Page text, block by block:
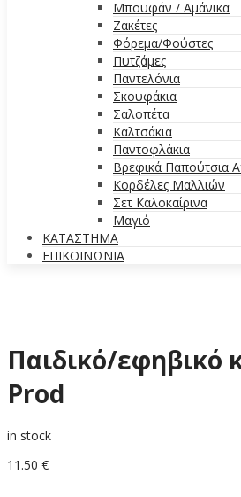
Μπουφάν / Αμάνικα
Ζακέτες
Φόρεμα/Φούστες
Πυτζάμες
Παντελόνια
Σκουφάκια
Σαλοπέτα
Καλτσάκια
Παντοφλάκια
Βρεφικά Παπούτσια
Κορδέλες Μαλλιών
Σετ Καλοκαίρινα
Μαγιό
ΚΑΤΑΣΤΗΜΑ
ΕΠΙΚΟΙΝΩΝΙΑ
Παιδικό/εφηβικό
Prod
in stock
11.50 €